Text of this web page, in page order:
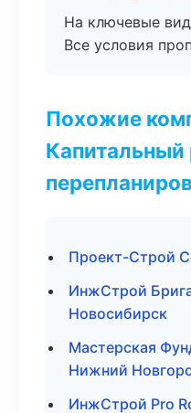
На ключевые
Все условия
Похожие
Капитальный
Проект-Строй
ИнжСтрой
Новосибирск
Мастерская
Нижний
ИнжСтрой Pro